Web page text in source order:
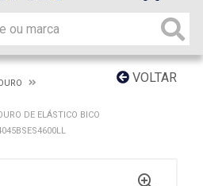
VOLTAR
DE ELÁSTICO BICO